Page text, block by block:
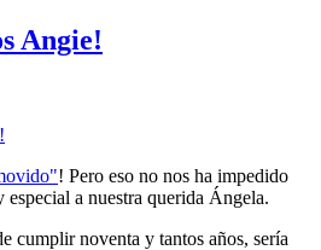
Angie!
! Pero eso no nos ha impedido
especial a nuestra querida Ángela.
cumplir noventa y tantos años, sería